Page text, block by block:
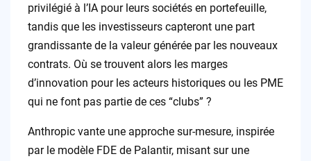
privilégié à l’IA pour leurs sociétés en portefeuille,
tandis que les investisseurs capteront une part
grandissante de la valeur générée par les nouveaux
contrats. Où se trouvent alors les marges
d’innovation pour les acteurs historiques ou les PME
qui ne font pas partie de ces “clubs” ?
Anthropic vante une approche sur-mesure, inspirée
par le modèle FDE de Palantir, misant sur une